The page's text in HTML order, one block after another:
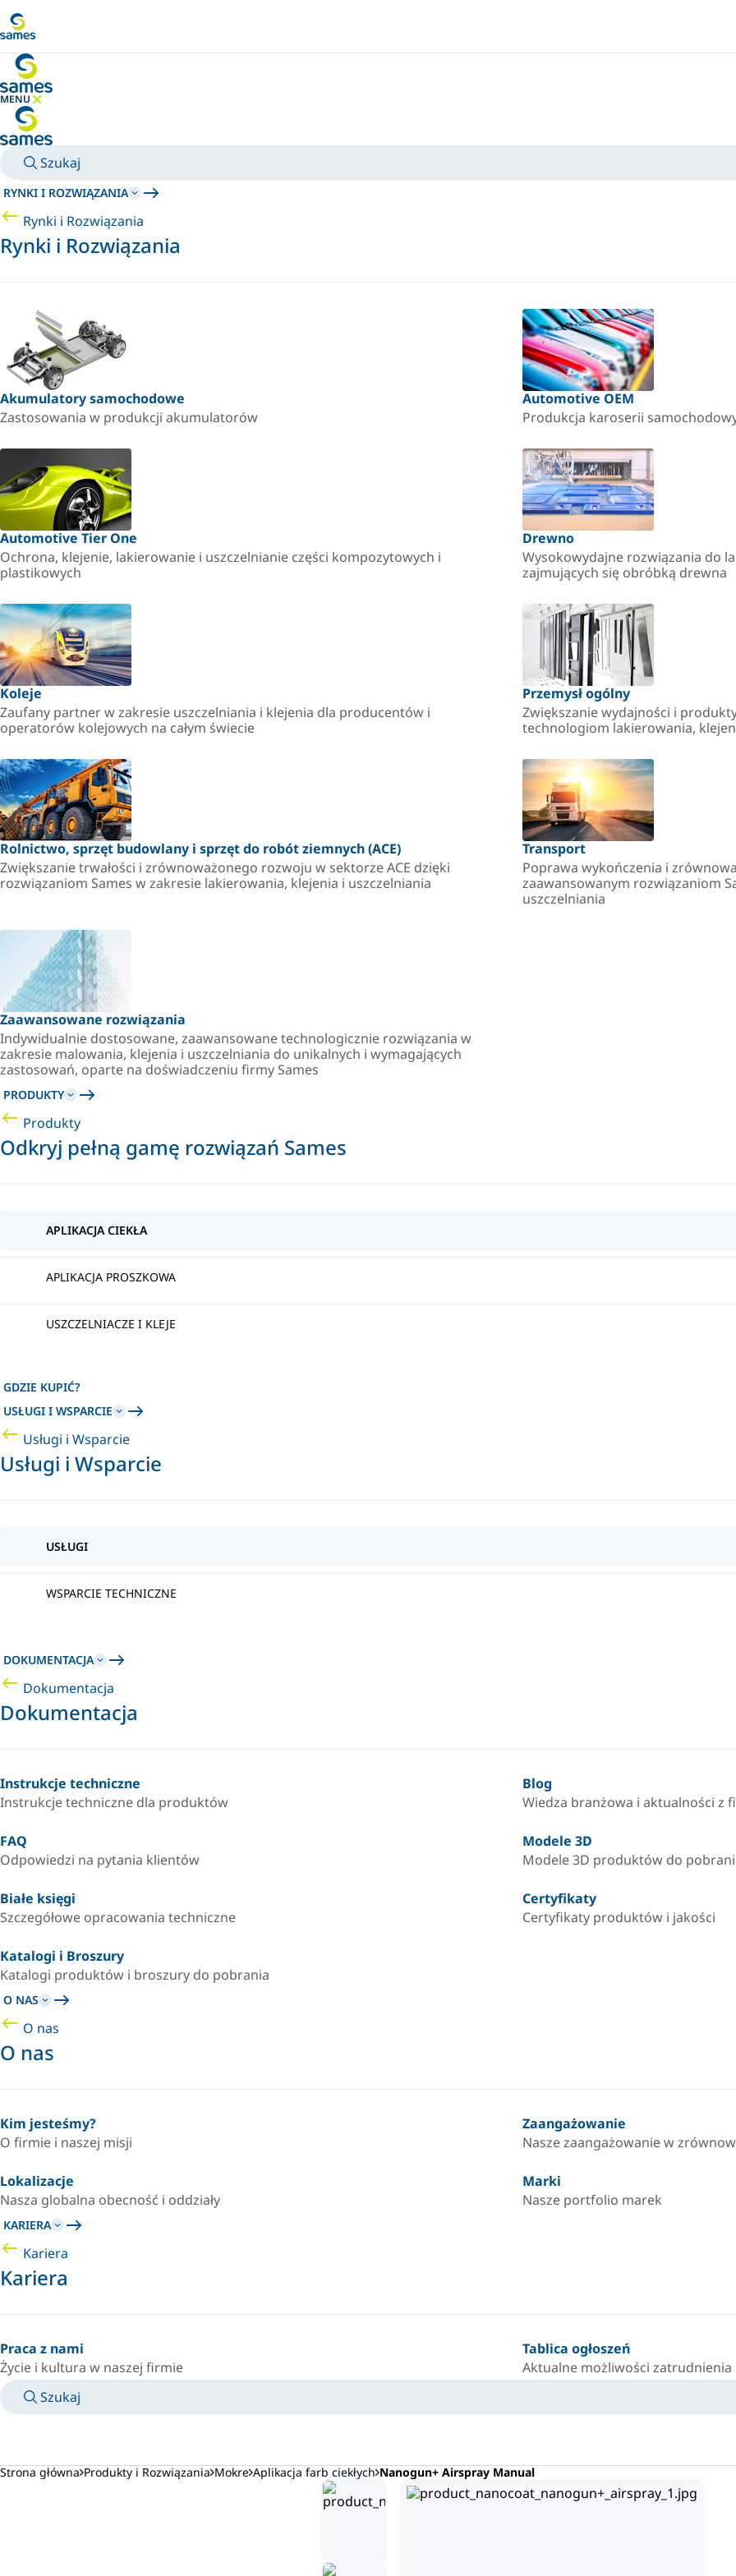
MENU
UKRYJ MENU
Szukaj
RYNKI I ROZWIĄZANIA
Rynki i Rozwiązania
Rynki i Rozwiązania
Akumulatory samochodowe
Zastosowania w produkcji akumulatorów
Automotive OEM
Produkcja karoserii
Automotive Tier One
Ochrona, klejenie, lakierowanie i uszczelnianie części kompozytowych i
plastikowych
Drewno
Wysokowydajne rozwiązania do
zajmujących się obróbką drewna
Koleje
Zaufany partner w zakresie uszczelniania i klejenia dla producentów i
operatorów kolejowych na całym świecie
Przemysł ogólny
Zwiększanie wydajności i
technologiom lakierowania,
Rolnictwo, sprzęt budowlany i sprzęt do robót ziemnych (ACE)
Zwiększanie trwałości i zrównoważonego rozwoju w sektorze ACE dzięki
rozwiązaniom Sames w zakresie lakierowania, klejenia i uszczelniania
Transport
Poprawa wykończenia i
zaawansowanym rozwiązaniom
uszczelniania
Zaawansowane rozwiązania
Indywidualnie dostosowane, zaawansowane technologicznie rozwiązania w
zakresie malowania, klejenia i uszczelniania do unikalnych i wymagających
zastosowań, oparte na doświadczeniu firmy Sames
PRODUKTY
Produkty
Odkryj pełną gamę rozwiązań Sames
APLIKACJA CIEKŁA
APLIKACJA PROSZKOWA
USZCZELNIACZE I KLEJE
GDZIE KUPIĆ?
USŁUGI I WSPARCIE
Usługi i Wsparcie
Usługi i Wsparcie
USŁUGI
WSPARCIE TECHNICZNE
DOKUMENTACJA
Dokumentacja
Dokumentacja
Instrukcje techniczne
Instrukcje techniczne dla produktów
Blog
Wiedza branżowa i aktualności z
FAQ
Odpowiedzi na pytania klientów
Modele 3D
Modele 3D produktów do
Białe księgi
Szczegółowe opracowania techniczne
Certyfikaty
Certyfikaty produktów i jakości
Katalogi i Broszury
Katalogi produktów i broszury do pobrania
O NAS
O nas
O nas
Kim jesteśmy?
O firmie i naszej misji
Zaangażowanie
Nasze zaangażowanie w
Lokalizacje
Nasza globalna obecność i oddziały
Marki
Nasze portfolio marek
KARIERA
Kariera
Kariera
Praca z nami
Życie i kultura w naszej firmie
Tablica ogłoszeń
Aktualne możliwości zatrudnienia
Szukaj
Strona główna Produkty i Rozwiązania Mokre Aplikacja farb ciekłych Nanogun+ Airspray Manual